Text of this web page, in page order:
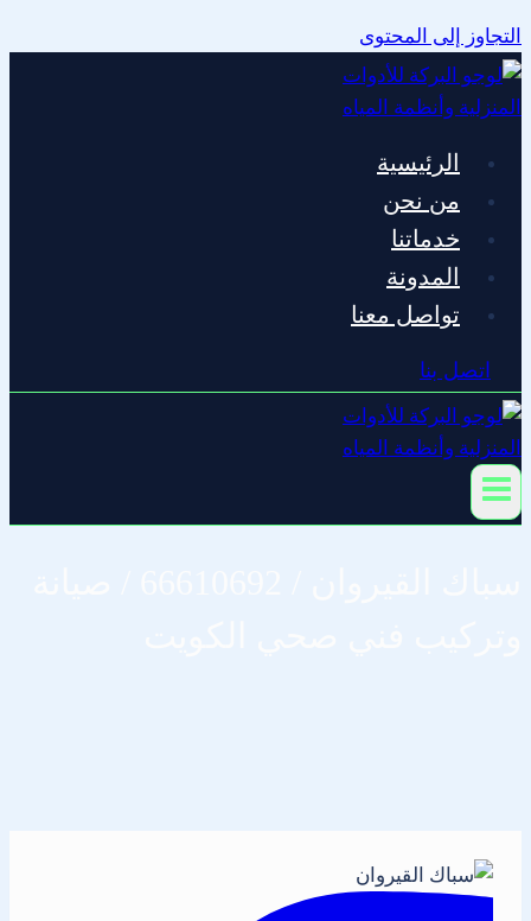
التجاوز إلى المحتوى
الرئيسية
من نحن
خدماتنا
المدونة
تواصل معنا
اتصل بنا